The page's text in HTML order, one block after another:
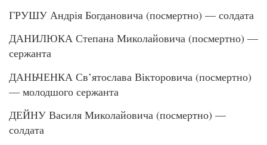
ГРУШУ Андрія Богдановича (посмертно) — солдата
ДАНИЛЮКА Степана Миколайовича (посмертно) —
сержанта
ДАНЬЧЕНКА Св’ятослава Вікторовича (посмертно)
— молодшого сержанта
ДЕЙНУ Василя Миколайовича (посмертно) —
солдата